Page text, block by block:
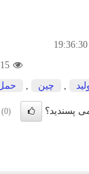
19:36:30
, چین ,
پسندید؟ (0)